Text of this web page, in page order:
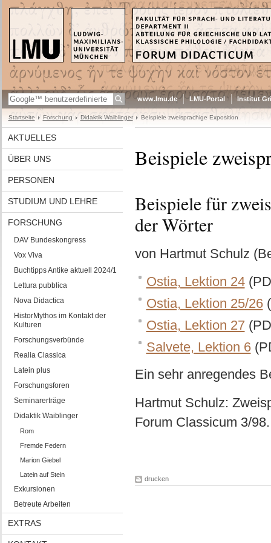
www.lmu.de LMU-Portal Institut
Startseite Forschung Didaktik Waiblinger Beispiele zweisprachige Exposition
AKTUELLES
ÜBER UNS
PERSONEN
STUDIUM UND LEHRE
FORSCHUNG
DAV Bundeskongress
Vox Viva
Buchtipps Antike aktuell 2024/1
Lettura pubblica
Nova Didactica
HistorMythos im Kontakt der
Kulturen
Forschungsverbünde
Realia Classica
Latein plus
Forschungsforen
Seminarerträge
Didaktik Waiblinger
Rom
Fremde Federn
Marion Giebel
Latein auf Stein
Exkursionen
Betreute Arbeiten
EXTRAS
Beispiele
Beispiele für
der Wörter
von Hartmut Schulz
Ostia, Lektion 24
Ostia, Lektion 25/26
Ostia, Lektion 27
Salvete, Lektion 6
Ein sehr anregendes
Hartmut Schulz:
Forum Classicum 3/
drucken